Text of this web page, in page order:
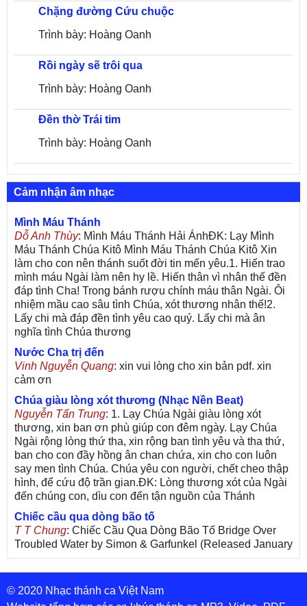
Chặng đường Cứu chuộc
Trình bày: Hoàng Oanh
Rồi ngày sẽ trôi qua
Trình bày: Hoàng Oanh
Đền thờ Trái tim
Trình bày: Hoàng Oanh
Cảm nhận âm nhạc
Mình Máu Thánh
Dỗ Anh Thùy: Mình Máu Thánh Hải ÁnhĐK: Lạy Mình
Máu Thánh Chúa Kitô Mình Máu Thánh Chúa Kitô Xin
làm cho con nên thánh suốt đời tin mến yêu.1. Hiến trao
mình máu Ngài làm nên hy lề. Hiến thân vì nhân thế đền
đáp tình Cha! Trong bánh rượu chính máu thân Ngài. Ôi
nhiệm mầu cao sâu tình Chúa, xót thương nhân thế!2.
Lấy chi mà đáp đền tình yêu cao quý. Lấy chi mà ân
nghĩa tình Chúa thương
Nước Cha trị đến
Vinh Nguyễn Quang: xin vui lòng cho xin bản pdf. xin
cảm ơn
Chúa giàu lòng xót thương (Nhạc Nền Beat)
Nguyễn Tấn Trung: 1. Lạy Chúa Ngài giàu lòng xót
thương, xin ban ơn phù giúp con đêm ngày. Lạy Chúa
Ngài rộng lòng thứ tha, xin rộng ban tình yêu và tha thứ,
ban cho con đầy hồng ân chan chứa, xin cho con luôn
say men tình Chúa. Chúa yêu con người, chết cheo thập
hình, để cứu độ trần gian.ĐK: Lòng thương xót của Ngài
đến chúng con, dìu con đến tận nguồn của Thánh
Chiếc cầu qua dòng bão tố
T T Chung: Chiếc Cầu Qua Dòng Bão Tố Bridge Over
Troubled Water by Simon & Garfunkel (Released January
26, 1970) Lời Việt: Nhạc Sĩ Vũ Đức Nghiêm Trình Bày:
Chung Tử Lưu
De Colores! (Lời Việt)
© 2020 Nhạc thánh ca Việt Nam